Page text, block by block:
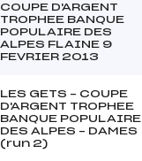
COUPE D'ARGENT
TROPHEE BANQUE
POPULAIRE DES
ALPES FLAINE 9
FEVRIER 2013
LES GETS – COUPE
D'ARGENT TROPHEE
BANQUE POPULAIRE
DES ALPES – DAMES
(run 2)